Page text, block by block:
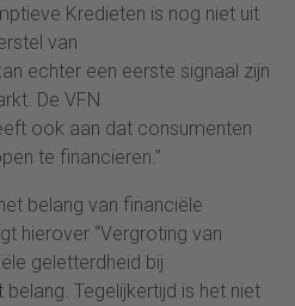
Kredieten is nog niet uit
van
echter een eerste signaal zijn
De VFN
ook aan dat consumenten
te financieren.”
belang van financiële
hierover “Vergroting van
geletterdheid bij
Tegelijkertijd is het niet